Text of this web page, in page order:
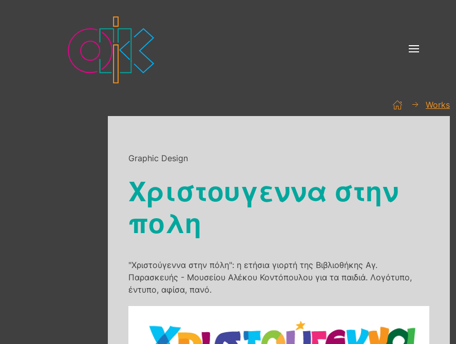
Works
Graphic Design
Χριστουγεννα στην
πολη
"Χριστούγεννα στην πόλη": η ετήσια γιορτή της Βιβλιοθήκης Αγ.
Παρασκευής - Μουσείου Αλέκου Κοντόπουλου για τα παιδιά. Λογότυπο,
έντυπο, αφίσα, πανό.